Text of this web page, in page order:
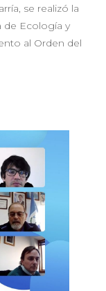
se realizó la
de Ecología y
al Orden del